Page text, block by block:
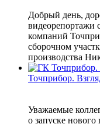
Добрый день,
видеорепортажи
компаний
сборочном
производства
Точприбор.
Уважаемые
о запуске